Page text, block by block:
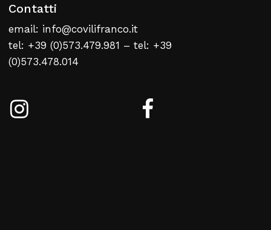
Contatti
email: info@covilifranco.it
tel: +39 (0)573.479.981 – tel: +39
(0)573.478.014